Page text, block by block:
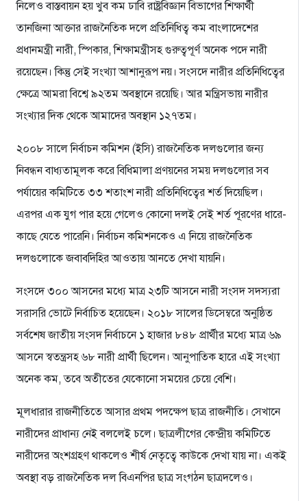
নিলেও বাস্তবায়ন হয় খুব কম ঢাবি রাষ্ট্রবিজ্ঞান বিভাগের শিক্ষার্থী
তানজিনা আক্তার রাজনৈতিক দলে প্রতিনিধিত্ব কম বাংলাদেশের
প্রধানমন্ত্রী নারী, স্পিকার, শিক্ষামন্ত্রীসহ গুরুত্বপূর্ণ অনেক পদে নারী
রয়েছেন। কিন্তু সেই সংখ্যা আশানুরূপ নয়। সংসদে নারীর প্রতিনিধিত্বের
ক্ষেত্রে আমরা বিশ্বে ৯২তম অবস্থানে রয়েছি। আর মন্ত্রিসভায় নারীর
সংখ্যার দিক থেকে আমাদের অবস্থান ১২৭তম।
২০০৮ সালে নির্বাচন কমিশন (ইসি) রাজনৈতিক দলগুলোর জন্য
নিবন্ধন বাধ্যতামূলক করে বিধিমালা প্রণয়নের সময় দলগুলোর সব
পর্যায়ের কমিটিতে ৩৩ শতাংশ নারী প্রতিনিধিত্বের শর্ত দিয়েছিল।
এরপর এক যুগ পার হয়ে গেলেও কোনো দলই সেই শর্ত পূরণের ধারে-
কাছে যেতে পারেনি। নির্বাচন কমিশনকেও এ নিয়ে রাজনৈতিক
দলগুলোকে জবাবদিহির আওতায় আনতে দেখা যায়নি।
সংসদে ৩০০ আসনের মধ্যে মাত্র ২৩টি আসনে নারী সংসদ সদস্যরা
সরাসরি ভোটে নির্বাচিত হয়েছেন। ২০১৮ সালের ডিসেম্বরে অনুষ্ঠিত
সর্বশেষ জাতীয় সংসদ নির্বাচনে ১ হাজার ৮৪৮ প্রার্থীর মধ্যে মাত্র ৬৯
আসনে স্বতন্ত্রসহ ৬৮ নারী প্রার্থী ছিলেন। আনুপাতিক হারে এই সংখ্যা
অনেক কম, তবে অতীতের যেকোনো সময়ের চেয়ে বেশি।
মূলধারার রাজনীতিতে আসার প্রথম পদক্ষেপ ছাত্র রাজনীতি। সেখানে
নারীদের প্রাধান্য নেই বললেই চলে। ছাত্রলীগের কেন্দ্রীয় কমিটিতে
নারীদের অংশগ্রহণ থাকলেও শীর্ষ নেতৃত্বে কাউকে দেখা যায় না। একই
অবস্থা বড় রাজনৈতিক দল বিএনপির ছাত্র সংগঠন ছাত্রদলেও।